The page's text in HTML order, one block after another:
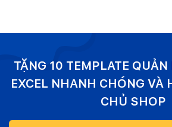
TẶNG 10 TEMPLATE
EXCEL NHANH CHÓNG VÀ
CHỦ SHOP